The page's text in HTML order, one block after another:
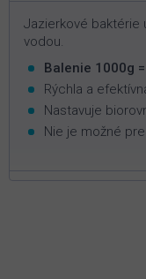
Jazierkové baktérie
vodou.
Balenie 1000g
Rýchla a
Nastavuje
Nie je možné